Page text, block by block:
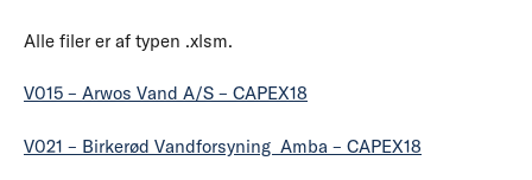
Alle filer er af typen .xlsm.
V015 – Arwos Vand A/S – CAPEX18
V021 – Birkerød Vandforsyning Amba – CAPEX18